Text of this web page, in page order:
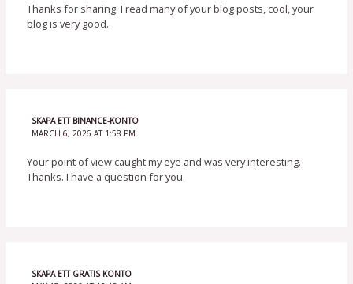
Thanks for sharing. I read many of your blog posts, cool, your
blog is very good.
SKAPA ETT BINANCE-KONTO
MARCH 6, 2026 AT 1:58 PM
Your point of view caught my eye and was very interesting.
Thanks. I have a question for you.
SKAPA ETT GRATIS KONTO